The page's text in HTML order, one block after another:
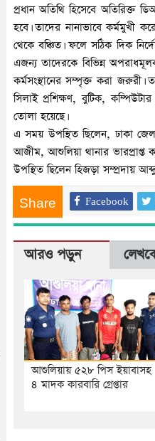
প্রধান অতিথি হিসেবে অতিরিক্ত
হবে। তাদের নানাভাবে কর্মমুখী
থেকে বঞ্চিত। ফলে সঠিক দিক
এজন্য তাদেরকে বিভিন্ন
কর্মসংস্থানের সম্পৃক্ত করা জরুরী।
সিলাই প্রশিক্ষণ, বুটিক,
তোলা হয়েছে।
এ সময় উপস্থিত ছিলেন, ঢাকা
আজীম, আশুলিয়া থানার ভারপ্রাপ্ত
উপস্থিত ছিলেন হিজড়া সম্প্রদায়
Share Facebook
আরও পড়ুন
আশুলিয়ায় ৫২৮ পিস ইয়াবাসহ
৪ মাদক কারবারি গ্রেপ্তার